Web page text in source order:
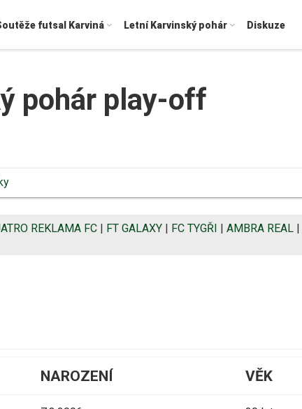
futsal Karviná Letní Karvinský pohár Diskuze
pohár play-off
REKLAMA FC | FT GALAXY | FC TYGŘI | AMBRA REAL |
NAROZENÍ VĚK